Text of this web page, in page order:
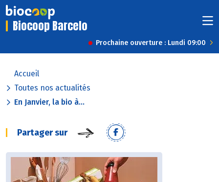
Biocoop Barcelo
Prochaine ouverture : Lundi 09:00
Accueil
Toutes nos actualités
En Janvier, la bio à...
Partager sur